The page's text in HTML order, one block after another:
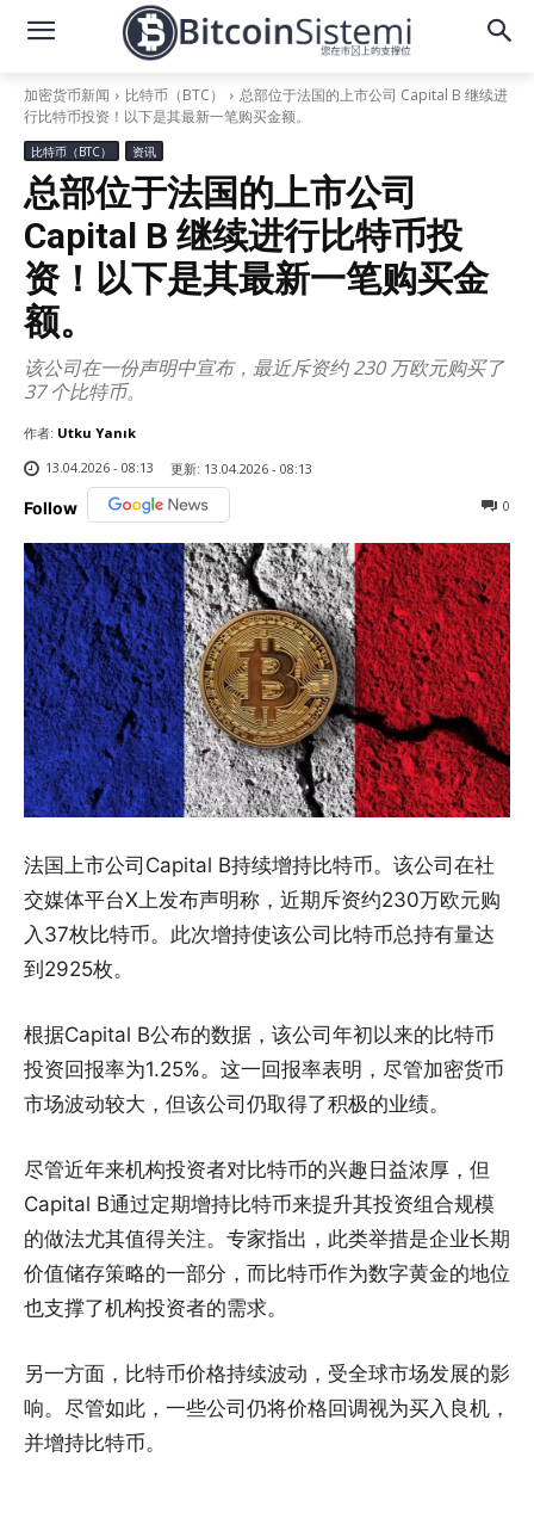
加密货币新闻 比特币（BTC）
总部位于法国的上市公司 Capital B 继续进
行比特币投资！以下是其最新一笔购买金额。
比特币（BTC） 资讯
总部位于法国的上市公司
Capital B 继续进行比特币投
资！以下是其最新一笔购买金
额。
该公司在一份声明中宣布，最近斥资约 230 万欧元购买了
37 个比特币。
作者: Utku Yanık
13.04.2026 - 08:13
更新: 13.04.2026 - 08:13
Follow 0
法国上市公司Capital B持续增持比特币。该公司在社
交媒体平台X上发布声明称，近期斥资约230万欧元购
入37枚比特币。此次增持使该公司比特币总持有量达
到2925枚。
根据Capital B公布的数据，该公司年初以来的比特币
投资回报率为1.25%。这一回报率表明，尽管加密货币
市场波动较大，但该公司仍取得了积极的业绩。
尽管近年来机构投资者对比特币的兴趣日益浓厚，但
Capital B通过定期增持比特币来提升其投资组合规模
的做法尤其值得关注。专家指出，此类举措是企业长期
价值储存策略的一部分，而比特币作为数字黄金的地位
也支撑了机构投资者的需求。
另一方面，比特币价格持续波动，受全球市场发展的影
响。尽管如此，一些公司仍将价格回调视为买入良机，
并增持比特币。